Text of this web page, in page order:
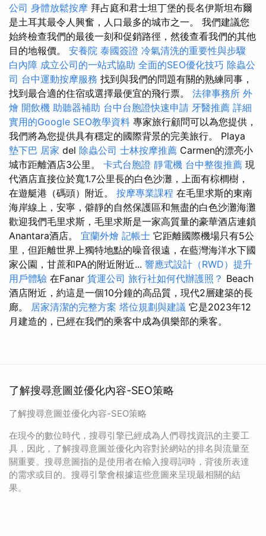
公司 身體放鬆按摩 拜占庭和君士坦丁堡的長名伊斯坦布爾
是土耳其最令人興奮，人口最多的城市之一。 我們建議您
始終檢查我們的最後一刻和促銷路徑，然後查看我們的其他
目的地報價。 安養院 泰國簽證 冷氣清洗的重要性與步驟
白內障 成立公司的一站式協助 全面的SEO優化技巧 除蟲公
司 台中運動按摩服務 找到與我們的問題有關的熟練同事，
找到最合適的住宿或選擇最便宜的飛行票。 法律事務所 外
燴 開飲機 助聽器補助 台中台胞證快速申請 牙醫推薦 詳細
實用的Google SEO教學資料 專家旅行顧問可以為您提供，
我們將為您提供具有穩定的國際背景的完美旅行。 Playa
墊下巴 居家 del 除蟲公司 士林按摩推薦 Carmen的漂亮小
城市距離酒店3公里。 卡式台胞證 靜電機 台中整復推薦 現
代酒店直接位於寬1.7公里長的白色沙灘，上面有棕櫚樹，
在遊艇港（碼頭）附近。 按摩專業課程 在毛里求斯的東南
海岸線上，安寧，僻靜的自然保護區和無盡的白色沙灘海灘
歡迎我們毛里求斯，毛里求斯是一家高質量的豪華酒店連鎖
Anantara酒店。 宜蘭外燴 記帳士 它距離國際機場只有5公
里，但距離世界上獨特地點的噪音很遠，在藍灣海洋水下國
家公園，甘蔗和PA的附近附近... 響應式設計（RWD）提升
用戶體驗 在Fanar 貨運公司 旅行社如何代辦護照？ Beach
酒店附近，約這是一個10分鐘的高品質，現代2層建築的長
廊。 居家清潔的完整方案 塔位規劃與建議 它是2023年12
月建造的，已經在我們的乘客中成為俱樂部的乘客。
了解搜尋意圖並優化內容-SEO策略
了解搜尋意圖並優化內容-SEO策略
在現今的數位時代，搜尋引擎已經成為人們尋找資訊的主要工
具，因此，了解搜尋意圖並優化內容對於網站的排名與流量至
關重要。搜尋意圖指的是使用者在輸入搜尋詞時，背後所表達
的需求或目的。搜尋引擎會根據這些意圖來呈現最相關的結
果。